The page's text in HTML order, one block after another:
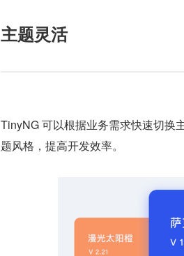
主题灵活
TinyNG 可以根据业务需求快速切换
题风格，提高开发效率。